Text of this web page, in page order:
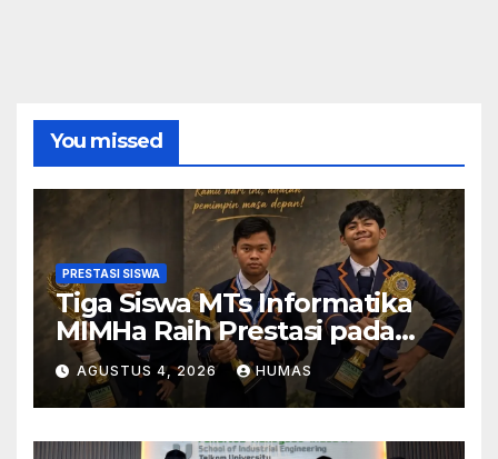
You missed
PRESTASI SISWA
Tiga Siswa MTs Informatika
MIMHa Raih Prestasi pada
Ajang MOSAIC 2026
AGUSTUS 4, 2026 HUMAS